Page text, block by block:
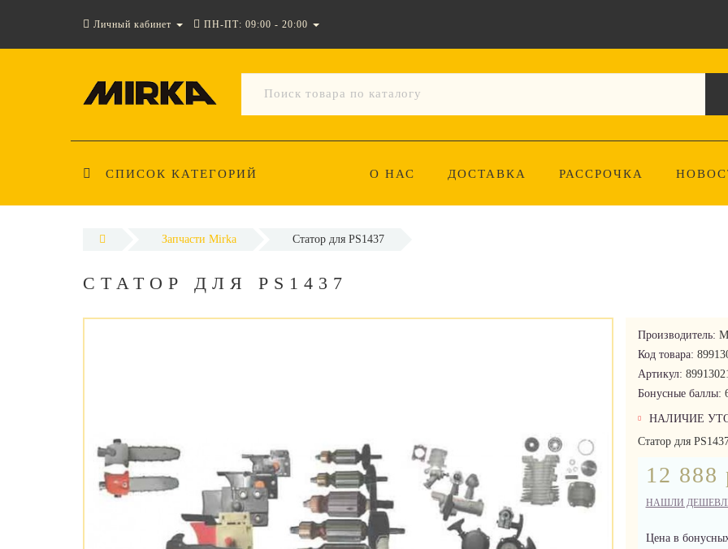
Личный кабинет ПН-ПТ: 09:00 - 20:00
СПИСОК КАТЕГОРИЙ О НАС ДОСТАВКА РАССРОЧКА
Запчасти Mirka Статор для PS1437
СТАТОР ДЛЯ PS1437
Производитель:
Код товара:
Артикул:
Бонусные баллы:
НАЛИЧИЕ
Статор для
12 888
НАШЛИ
Цена в